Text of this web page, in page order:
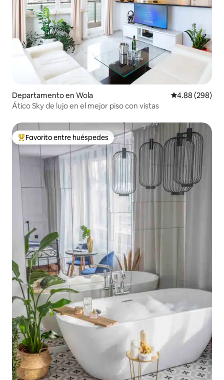
Departamento en Wola Calificación
4.88 (298)
Ático Sky de lujo en el mejor piso con vistas
De los mejores en Favorito entre huéspedes
Favorito entre huéspedes